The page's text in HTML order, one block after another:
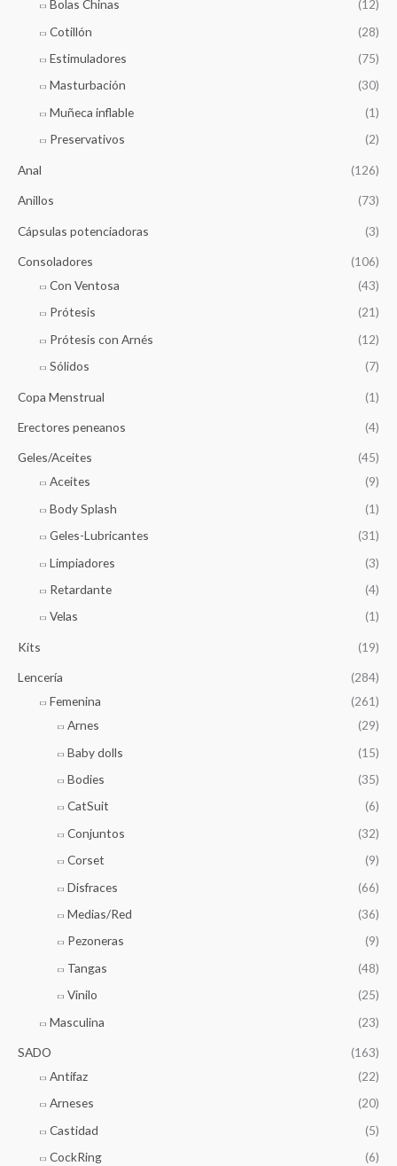
Bolas Chinas
(12)
Cotillón
(28)
Estimuladores
(75)
Masturbación
(30)
Muñeca inflable
(1)
Preservativos
(2)
Anal (126)
Anillos (73)
Cápsulas potenciadoras (3)
Consoladores
(106)
Con Ventosa
(43)
Prótesis
(21)
Prótesis con Arnés
(12)
Sólidos
(7)
Copa Menstrual (1)
Erectores peneanos (4)
Geles/Aceites
(45)
Aceites
(9)
Body Splash
(1)
Geles-Lubricantes
(31)
Limpiadores
(3)
Retardante
(4)
Velas
(1)
Kits (19)
Lencería
(284)
Femenina
(261)
Arnes
(29)
Baby dolls
(15)
Bodies
(35)
CatSuit
(6)
Conjuntos
(32)
Corset
(9)
Disfraces
(66)
Medias/Red
(36)
Pezoneras
(9)
Tangas
(48)
Vinilo
(25)
Masculina
(23)
SADO
(163)
Antifaz
(22)
Arneses
(20)
Castidad
(5)
CockRing
(6)